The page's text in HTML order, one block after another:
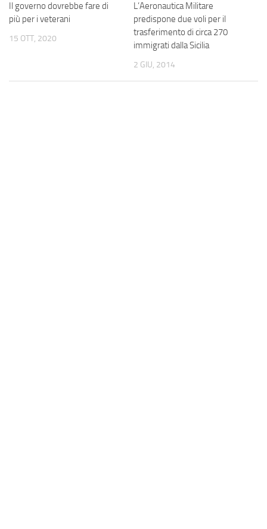
Il governo dovrebbe fare di
più per i veterani
15 OTT, 2020
L’Aeronautica Militare
predispone due voli per il
trasferimento di circa 270
immigrati dalla Sicilia
2 GIU, 2014